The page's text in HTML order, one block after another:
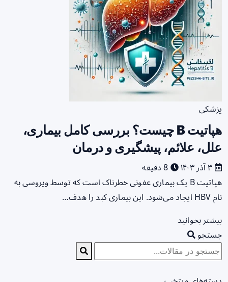
پزشکی
هپاتیت B چیست؟ بررسی کامل بیماری،
علل، علائم، پیشگیری و درمان
هپاتیت B یک بیماری عفونی خطرناک است که توسط ویروسی به
نام HBV ایجاد می‌شود. این بیماری کبد را هدف…
بیشتر بخوانید
جستجو